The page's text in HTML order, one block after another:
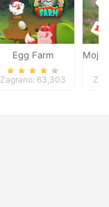
Egg Farm
Zagrano: 63,303